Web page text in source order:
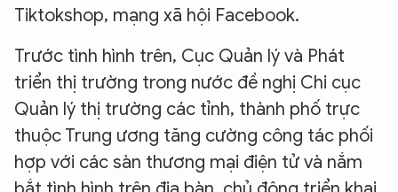
Tiktokshop, mạng xã hội Facebook.
Trước tình hình trên, Cục Quản lý và Phát
triển thị trường trong nước đề nghị Chi cục
Quản lý thị trường các tỉnh, thành phố trực
thuộc Trung ương tăng cường công tác phối
hợp với các sàn thương mại điện tử và nắm